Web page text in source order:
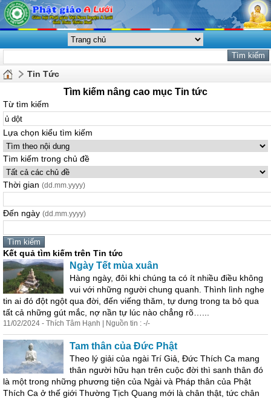
Tin Tức
Tìm kiếm nâng cao mục Tin tức
Từ tìm kiếm
Lựa chọn kiểu tìm kiếm
Tìm kiếm trong chủ đề
Thời gian (dd.mm.yyyy)
Đến ngày (dd.mm.yyyy)
Kết quả tìm kiếm trên Tin tức
Ngày Tết mùa xuân
Hàng ngày, đôi khi chúng ta có ít nhiều điều không
vui với những người chung quanh. Thình lình nghe
tin ai đó đột ngột qua đời, đến viếng thăm, tự dưng trong ta bỏ qua
tất cả những gút mắc, nợ nần tự lúc nào chẳng rõ…...
11/02/2024 - Thích Tâm Hạnh | Nguồn tin : -/-
Tam thân của Đức Phật
Theo lý giải của ngài Trí Giả, Đức Thích Ca mang
thân người hữu hạn trên cuộc đời thì sanh thân đó
là một trong những phương tiện của Ngài và Pháp thân của Phật
Thích Ca ở thế giới Thường Tịch Quang mới là chân thật, tức chân